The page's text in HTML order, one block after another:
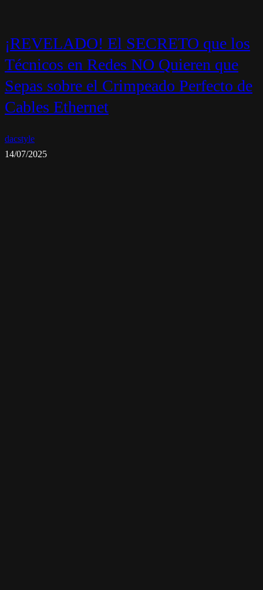
¡REVELADO! El SECRETO que los
Técnicos en Redes NO Quieren que
Sepas sobre el Crimpeado Perfecto de
Cables Ethernet
dacstyle
14/07/2025